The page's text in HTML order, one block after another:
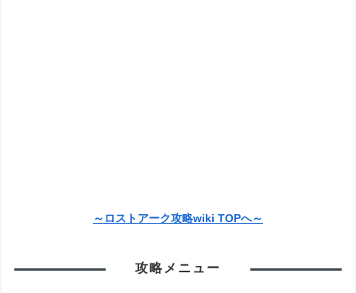
～ロストアーク攻略wiki TOPへ～
攻略メニュー